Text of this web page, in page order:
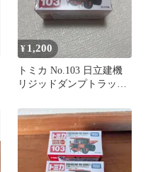
¥1,200
トミカ No.103 日立建機
リジッドダンプトラッ